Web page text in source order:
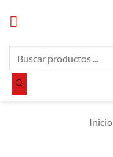
productos
Inicio